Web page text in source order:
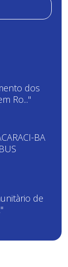
dos
Ro..."
BA
de